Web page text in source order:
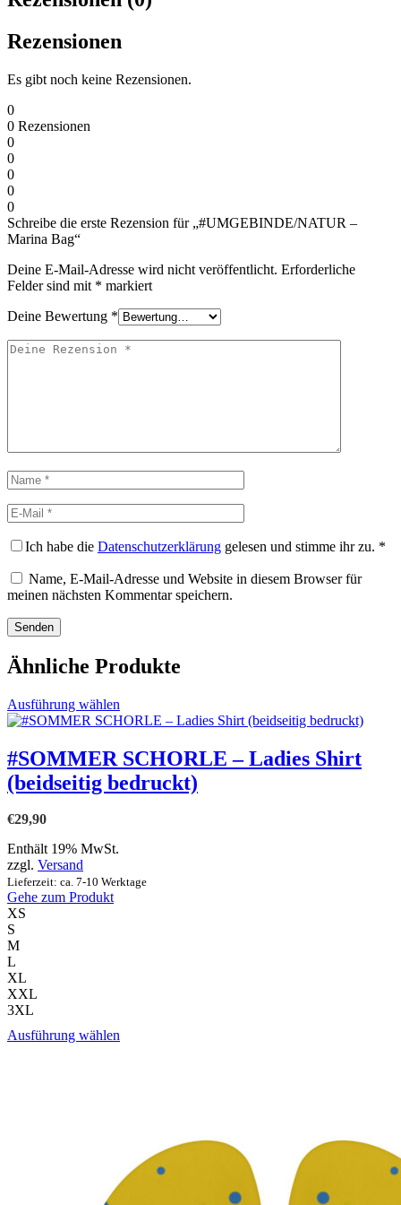
Rezensionen
Es gibt noch keine Rezensionen.
0
0 Rezensionen
0
0
0
0
0
Schreibe die erste Rezension für „#UMGEBINDE/NATUR –
Marina Bag“
Deine E-Mail-Adresse wird nicht veröffentlicht. Erforderliche
Felder sind mit * markiert
Deine Bewertung *
Deine
Name
E-
Mail
Ich habe die Datenschutzerklärung gelesen und stimme ihr zu. *
Name, E-Mail-Adresse und Website in diesem Browser für
meinen nächsten Kommentar speichern.
Ähnliche Produkte
Ausführung wählen
Produkt
mehrere
Varianten
auf.
Produktseite
#SOMMER SCHORLE – Ladies Shirt
(beidseitig bedruckt)
€29,90
Enthält 19% MwSt.
zzgl. Versand
Lieferzeit: ca. 7-10 Werktage
Gehe zum Produkt
XS
S
M
L
XL
XXL
3XL
Ausführung wählen
Optionen
können
auf